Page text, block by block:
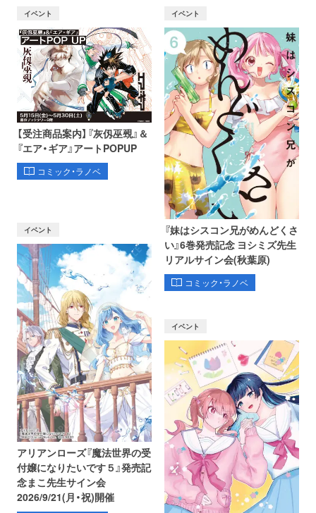
イベント
【受注商品案内】『灰仭巫覡』＆
『エア・ギア』アートPOPUP
コミック・ラノベ
イベント
『妹はシスコン兄がめんどくさ
い』6巻発売記念 ヨシミズ先生
リアルサイン会(秋葉原)
コミック・ラノベ
イベント
アリアンローズ『魔法世界の受
付嬢になりたいです５』発売記
念まこ先生サイン会
2026/9/21(月・祝)開催
イベント